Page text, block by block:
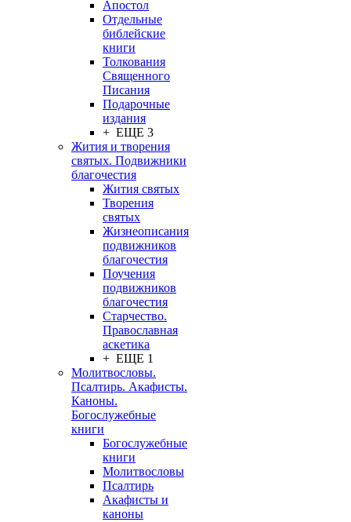
Апостол
Отдельные
библейские
книги
Толкования
Священного
Писания
Подарочные
издания
+ ЕЩЕ 3
Жития и творения
святых. Подвижники
благочестия
Жития святых
Творения
святых
Жизнеописания
подвижников
благочестия
Поучения
подвижников
благочестия
Старчество.
Православная
аскетика
+ ЕЩЕ 1
Молитвословы.
Псалтирь. Акафисты.
Каноны.
Богослужебные
книги
Богослужебные
книги
Молитвословы
Псалтирь
Акафисты и
каноны